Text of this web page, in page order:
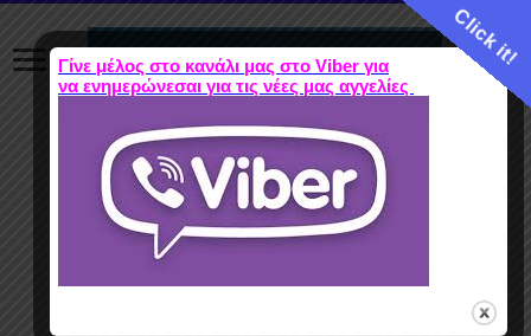
Click it!
Γίνε μέλος στο κανάλι μας στο Viber για
να ενημερώνεσαι για τις νέες μας αγγελίες